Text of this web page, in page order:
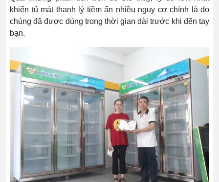
khiến tủ mát thanh lý tiềm ẩn nhiều nguy cơ chính là do
chúng đã được dùng trong thời gian dài trước khi đến tay
bạn.